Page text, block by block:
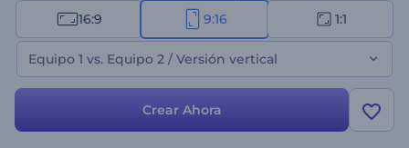
que insertar los logos de los clubes, fechas de partidos y una
canción que anime y llene de energía a la multitud. Perfectamente
adecuada para introducciones de partidos, comerciales de
televisión, introducciones de canales y más. 3, 2, 1, ¡qué comience el
partido! ¡Pruébala ahora!
16:9 9:16 1:1
Equipo 1 vs. Equipo 2 / Versión vertical
Crear Ahora